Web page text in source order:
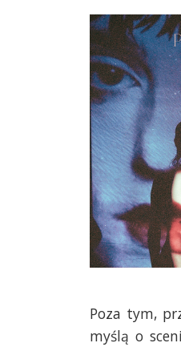
Poza tym,
myślą o